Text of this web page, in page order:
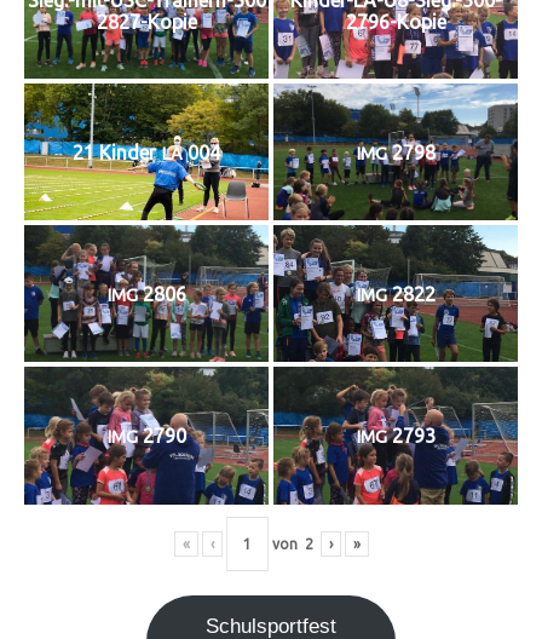
2827-Kopie
2796-Kopie
21 Kin­derLA004 IMG2798
IMG2806 IMG2822
IMG2790 IMG2793
« ‹ von 2 › »
Schul­sport­fest